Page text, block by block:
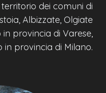
dei comuni di
Albizzate, Olgiate
provincia di Varese,
in provincia di Milano.